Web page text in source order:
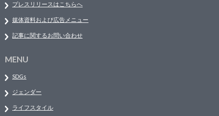
プレスリリースはこちらへ
媒体資料および広告メニュー
記事に関するお問い合わせ
MENU
SDGs
ジェンダー
ライフスタイル